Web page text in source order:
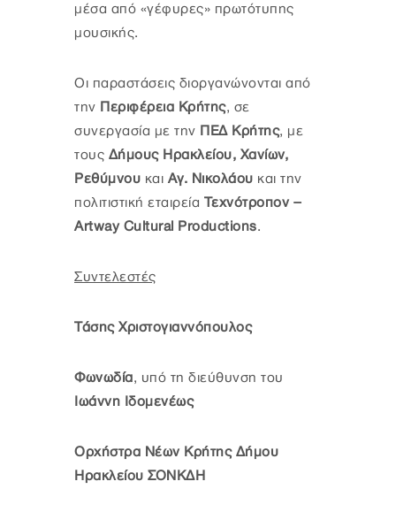
μέσα από «γέφυρες» πρωτότυπης
μουσικής.
Οι παραστάσεις διοργανώνονται από
την Περιφέρεια Κρήτης, σε
συνεργασία με την ΠΕΔ Κρήτης, με
τους Δήμους Ηρακλείου, Χανίων,
Ρεθύμνου και Αγ. Νικολάου και την
πολιτιστική εταιρεία Τεχνότροπον –
Artway Cultural Productions.
Συντελεστές
Τάσης Χριστογιαννόπουλος
Φωνωδία, υπό τη διεύθυνση του
Ιωάννη Ιδομενέως
Ορχήστρα Νέων Κρήτης Δήμου
Ηρακλείου ΣΟΝΚΔΗ